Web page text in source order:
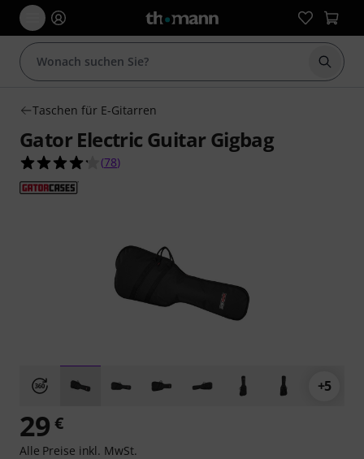
Suche
Taschen für E-Gitarren
Gator Electric Guitar Gigbag
4.2 von 5 Sternen aus 78 Kundenbewertungen
(78)
+5
29 €
Alle Preise inkl. MwSt.